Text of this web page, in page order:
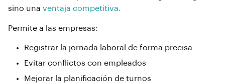
sino una ventaja competitiva
Permite a las empresas:
Registrar la jornada laboral de forma precisa
Evitar conflictos con empleados
Mejorar la planificación de turnos